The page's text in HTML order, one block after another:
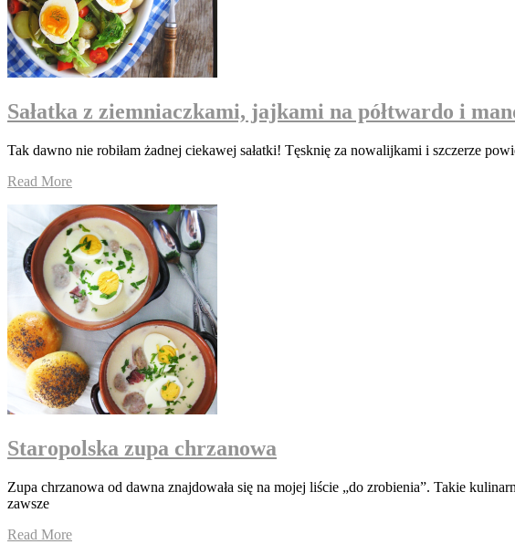
Sałatka z ziemniaczkami, jajkami na półtwardo i
Tak dawno nie robiłam żadnej ciekawej sałatki! Tęsknię za nowalijkami i szczerze
Read More
Staropolska zupa chrzanowa
Zupa chrzanowa od dawna znajdowała się na mojej liście „do zrobienia”. Takie
zawsze
Read More